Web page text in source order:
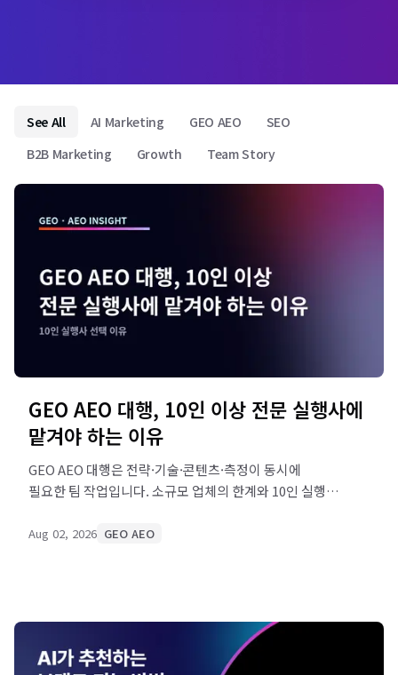
See All AI Marketing GEO AEO
SEO
B2B Marketing
Growth Team Story
GEO AEO 대행, 10인 이상 전문 실행사에
맡겨야 하는 이유
GEO AEO 대행은 전략·기술·콘텐츠·측정이 동시에
필요한 팀 작업입니다. 소규모 업체의 한계와 10인 실행사
Aug 02, 2026 GEO AEO